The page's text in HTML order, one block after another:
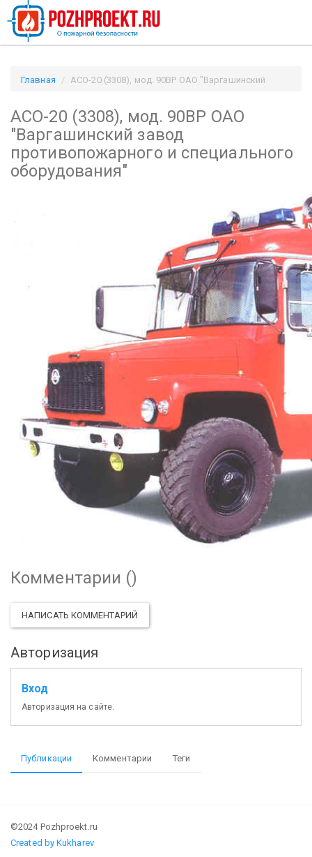
Главная
АСО-20 (3308), мод. 90ВР ОАО "Варгашинский
Pozhproekt.ru
АСО-20 (3308), мод. 90ВР ОАО
"Варгашинский завод
противопожарного и специального
оборудования"
Комментарии ()
НАПИСАТЬ КОММЕНТАРИЙ
Авторизация
Вход
Авторизация на сайте.
Публикации Комментарии Теги
©2024 Pozhproekt.ru
Created by Kukharev